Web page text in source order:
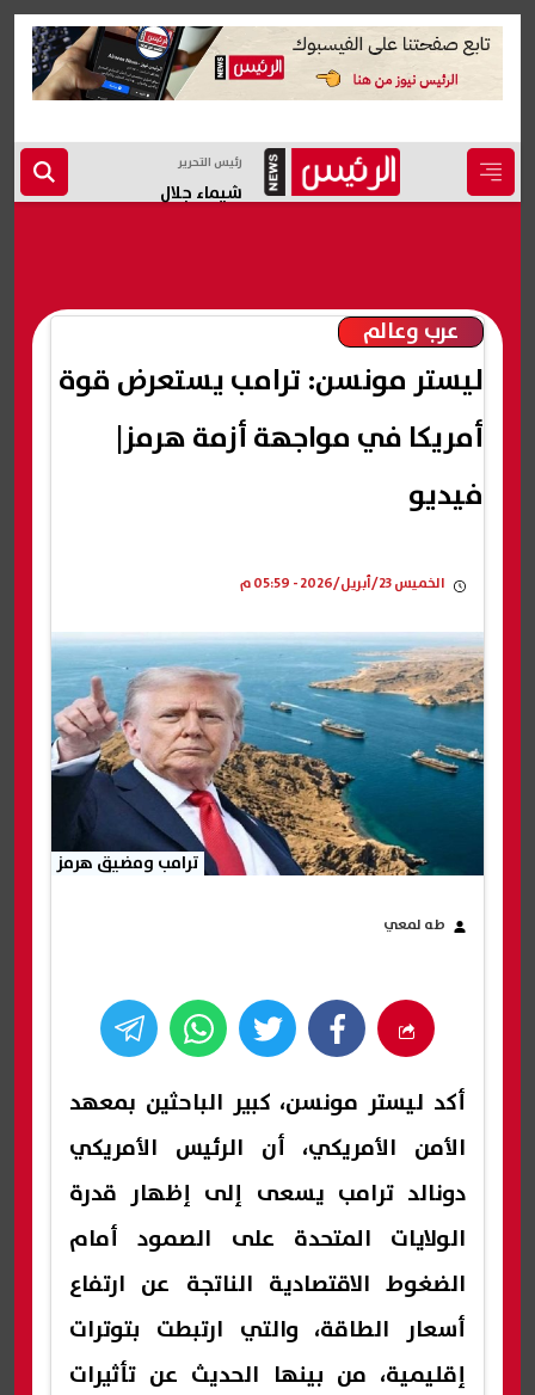
رئيس التحرير
شيماء جلال
عرب وعالم
ليستر مونسن: ترامب يستعرض قوة
أمريكا في مواجهة أزمة هرمز|
فيديو
الخميس 23/أبريل/2026 - 05:59 م
ترامب ومضيق هرمز
طه لمعي
أكد ليستر مونسن، كبير الباحثين بمعهد
الأمن الأمريكي، أن الرئيس الأمريكي
دونالد ترامب يسعى إلى إظهار قدرة
الولايات المتحدة على الصمود أمام
الضغوط الاقتصادية الناتجة عن ارتفاع
أسعار الطاقة، والتي ارتبطت بتوترات
إقليمية، من بينها الحديث عن تأثيرات